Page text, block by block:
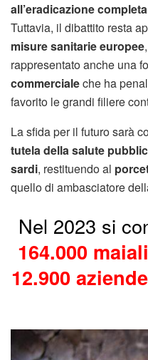
all’eradicazione
Tuttavia, il dibattito resta
misure sanitarie europee
rappresentato anche una
commercialeche ha
favorito le grandi filiere
La sfida per il futuro sarà
tutela della salute
sardi, restituendo al
quello di ambasciatore
Nel 2023 si
164.000 maiali
12.900 aziende